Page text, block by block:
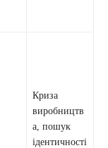
Криза
виробництв
а, пошук
ідентичності